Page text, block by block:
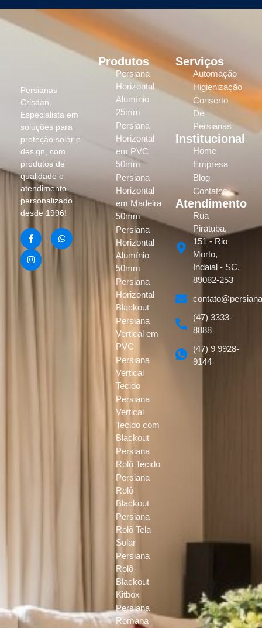
Persianas
Crisdan,
Especialista em
soluções para
proteção solar e
design, com
produtos de
qualidade e
atendimento
personalizado
desde 1996!
Produtos
Persiana
Horizontal
Alumínio
25mm
Persiana
Horizontal
em PVC
50mm
Persiana
Horizontal
em Madeira
50mm
Persiana
Horizontal
Alumínio
50mm
Persiana
Horizontal
Blackout
Persiana
Vertical em
PVC
Persiana
Vertical
Tecido
Persiana
Vertical
Tecido com
Blackout
Persiana
Rolô Tecido
Persiana
Rolô
Blackout
Persiana
Rolô Tela
Solar
Persiana
Rolô
Blackout
Kitbox
Persiana
Romana
Serviços
Automação
Higienização
Conserto
De
Persianas
Institucional
Home
Empresa
Blog
Contatos
Atendimento
Rua
Piratuba,
151 - Rio
Morto,
Indaial - SC,
89082-253
(47) 3333-
8888
(47) 9 9928-
9144